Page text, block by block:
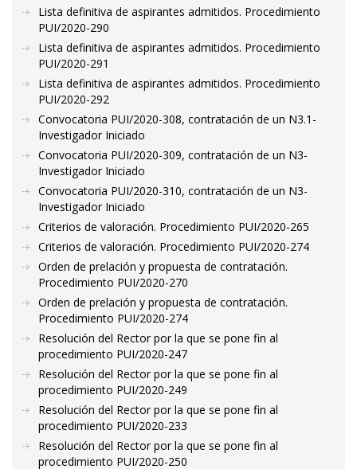
Lista definitiva de aspirantes admitidos. Procedimiento
PUI/2020-290
Lista definitiva de aspirantes admitidos. Procedimiento
PUI/2020-291
Lista definitiva de aspirantes admitidos. Procedimiento
PUI/2020-292
Convocatoria PUI/2020-308, contratación de un N3.1-
Investigador Iniciado
Convocatoria PUI/2020-309, contratación de un N3-
Investigador Iniciado
Convocatoria PUI/2020-310, contratación de un N3-
Investigador Iniciado
Criterios de valoración. Procedimiento PUI/2020-265
Criterios de valoración. Procedimiento PUI/2020-274
Orden de prelación y propuesta de contratación.
Procedimiento PUI/2020-270
Orden de prelación y propuesta de contratación.
Procedimiento PUI/2020-274
Resolución del Rector por la que se pone fin al
procedimiento PUI/2020-247
Resolución del Rector por la que se pone fin al
procedimiento PUI/2020-249
Resolución del Rector por la que se pone fin al
procedimiento PUI/2020-233
Resolución del Rector por la que se pone fin al
procedimiento PUI/2020-250